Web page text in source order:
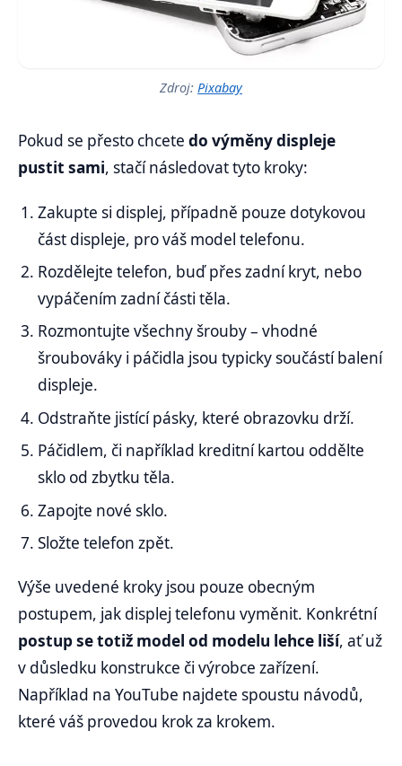
Zdroj: Pixabay
Pokud se přesto chcete do výměny displeje
pustit sami, stačí následovat tyto kroky:
Zakupte si displej, případně pouze dotykovou
část displeje, pro váš model telefonu.
Rozdělejte telefon, buď přes zadní kryt, nebo
vypáčením zadní části těla.
Rozmontujte všechny šrouby – vhodné
šroubováky i páčidla jsou typicky součástí balení
displeje.
Odstraňte jistící pásky, které obrazovku drží.
Páčidlem, či například kreditní kartou oddělte
sklo od zbytku těla.
Zapojte nové sklo.
Složte telefon zpět.
Výše uvedené kroky jsou pouze obecným
postupem, jak displej telefonu vyměnit. Konkrétní
postup se totiž model od modelu lehce liší, ať už
v důsledku konstrukce či výrobce zařízení.
Například na YouTube najdete spoustu návodů,
které váš provedou krok za krokem.